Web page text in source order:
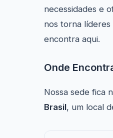
necessidades e
nos torna
encontra aqui.
Onde
Nossa sede fica
Brasil, um local